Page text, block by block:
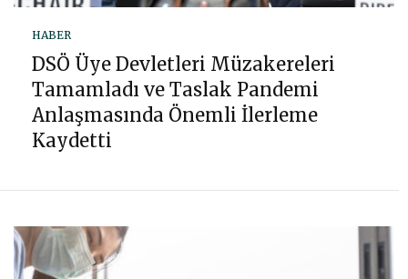
HABER
DSÖ Üye Devletleri Müzakereleri
Tamamladı ve Taslak Pandemi
Anlaşmasında Önemli İlerleme
Kaydetti